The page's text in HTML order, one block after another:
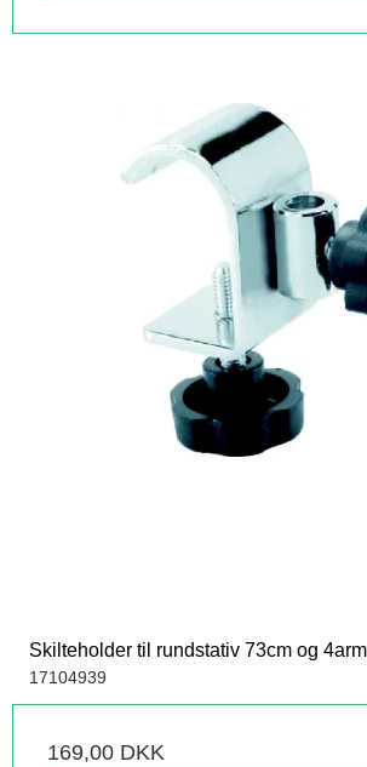
Skilteholder til rundstativ 73cm og
17104939
169,00 DKK